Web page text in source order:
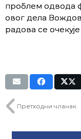
проблем одвода
овог дела
радова се
Претходни чланак